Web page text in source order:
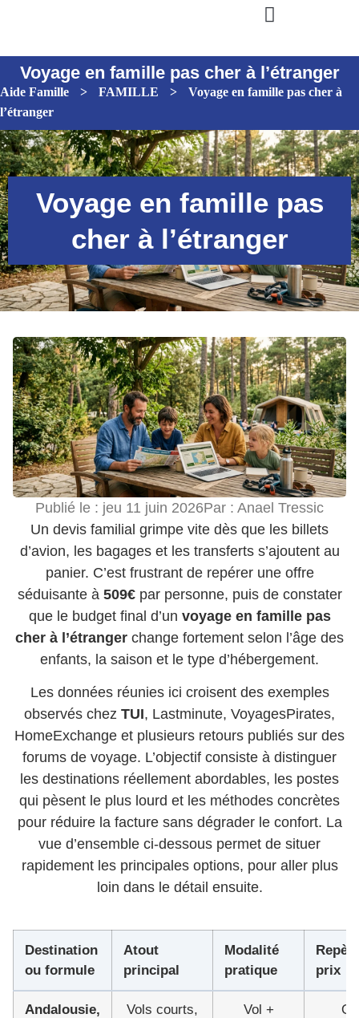
Voyage en famille pas cher à l’étranger
Aide Famille > FAMILLE >
Voyage en famille pas cher à
l’étranger
Voyage en famille pas
cher à l’étranger
Publié le : jeu 11 juin 2026Par : Anael Tressic
Un devis familial grimpe vite dès que les billets
d’avion, les bagages et les transferts s’ajoutent au
panier. C’est frustrant de repérer une offre
séduisante à 509€par personne, puis de constater
que le budget final d’un voyage en famille pas
cher à l’étranger change fortement selon l’âge des
enfants, la saison et le type d’hébergement.
Les données réunies ici croisent des exemples
observés chez TUI, Lastminute, VoyagesPirates,
HomeExchange et plusieurs retours publiés sur des
forums de voyage. L’objectif consiste à distinguer
les destinations réellement abordables, les postes
qui pèsent le plus lourd et les méthodes concrètes
pour réduire la facture sans dégrader le confort. La
vue d’ensemble ci-dessous permet de situer
rapidement les principales options, pour aller plus
loin dans le détail ensuite.
Destination
ou formule
Atout
principal
Modalité
pratique
prix
Andalousie,
Vols courts,
Vol +